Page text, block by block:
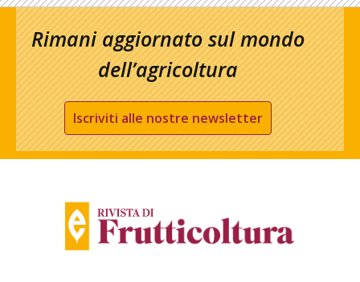
Rimani aggiornato sul mondo
dell’agricoltura
Iscriviti alle nostre newsletter